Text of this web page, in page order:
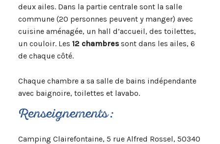
deux ailes. Dans la partie centrale sont la salle
commune (20 personnes peuvent y manger) avec
cuisine aménagée, un hall d’accueil, des toilettes,
un couloir. Les 12 chambressont dans les ailes, 6
de chaque côté.
Chaque chambre a sa salle de bains indépendante
avec baignoire, toilettes et lavabo.
Renseignements :
Camping Clairefontaine, 5 rue Alfred Rossel, 50340